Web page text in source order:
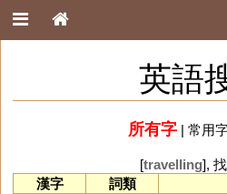
英語
所有字| 常用
[travelling],
漢字
詞類